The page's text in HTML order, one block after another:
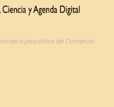
a proyectos de Comercio